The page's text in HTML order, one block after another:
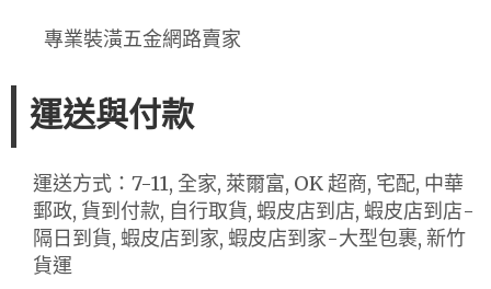
專業裝潢五金網路賣家
運送與付款
運送方式：7-11, 全家, 萊爾富, OK 超商, 宅配, 中華
郵政, 貨到付款, 自行取貨, 蝦皮店到店, 蝦皮店到店-
隔日到貨, 蝦皮店到家, 蝦皮店到家-大型包裹, 新竹
貨運